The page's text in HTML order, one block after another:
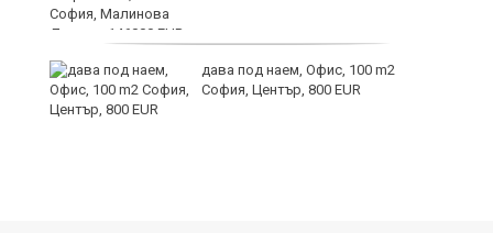
дава под наем, Офис, 100 m2
София, Център, 800 EUR